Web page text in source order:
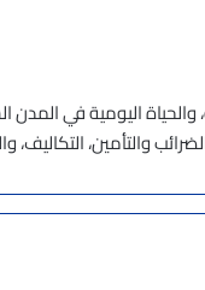
اليومية في المدن
والتأمين، التكاليف،